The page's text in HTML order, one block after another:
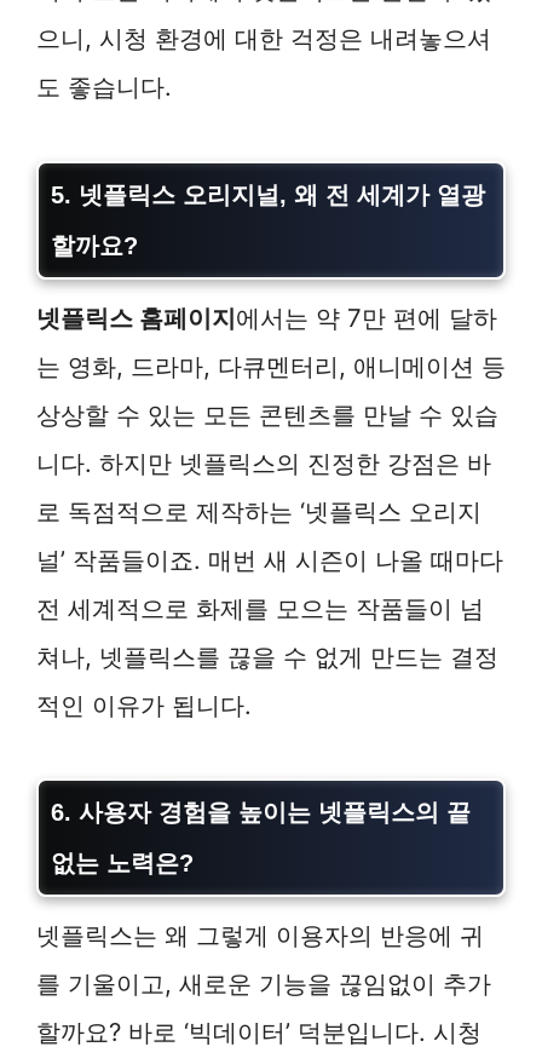
으니, 시청 환경에 대한 걱정은 내려놓으셔
도 좋습니다.
5. 넷플릭스 오리지널, 왜 전 세계가 열광
할까요?
넷플릭스 홈페이지에서는 약 7만 편에 달하
는 영화, 드라마, 다큐멘터리, 애니메이션 등
상상할 수 있는 모든 콘텐츠를 만날 수 있습
니다. 하지만 넷플릭스의 진정한 강점은 바
로 독점적으로 제작하는 ‘넷플릭스 오리지
널’ 작품들이죠. 매번 새 시즌이 나올 때마다
전 세계적으로 화제를 모으는 작품들이 넘
쳐나, 넷플릭스를 끊을 수 없게 만드는 결정
적인 이유가 됩니다.
6. 사용자 경험을 높이는 넷플릭스의 끝
없는 노력은?
넷플릭스는 왜 그렇게 이용자의 반응에 귀
를 기울이고, 새로운 기능을 끊임없이 추가
할까요? 바로 ‘빅데이터’ 덕분입니다. 시청